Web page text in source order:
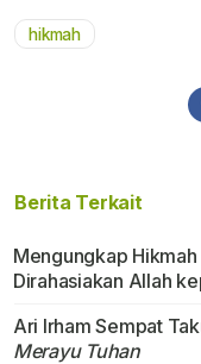
hikmah
Berita Terkait
Mengungkap
Dirahasiakan Allah
Ari Irham Sempat
Merayu Tuhan